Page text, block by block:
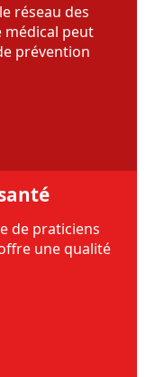
réseau des
médical peut
prévention
de praticiens
une qualité